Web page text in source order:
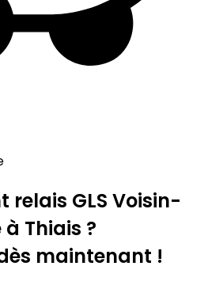
relais Yasmine
relais GLS Voisin-
à Thiais ?
maintenant !